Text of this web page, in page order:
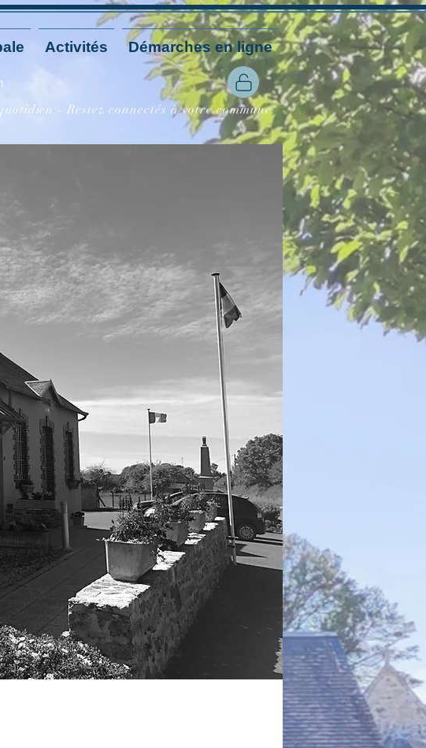
- Restez connectés à votre commune
Activités Démarches en ligne
2026